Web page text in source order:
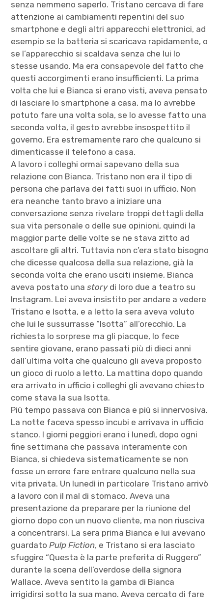
senza nemmeno saperlo. Tristano cercava di fare
attenzione ai cambiamenti repentini del suo
smartphone e degli altri apparecchi elettronici, ad
esempio se la batteria si scaricava rapidamente, o
se l’apparecchio si scaldava senza che lui lo
stesse usando. Ma era consapevole del fatto che
questi accorgimenti erano insufficienti. La prima
volta che lui e Bianca si erano visti, aveva pensato
di lasciare lo smartphone a casa, ma lo avrebbe
potuto fare una volta sola, se lo avesse fatto una
seconda volta, il gesto avrebbe insospettito il
governo. Era estremamente raro che qualcuno si
dimenticasse il telefono a casa.
A lavoro i colleghi ormai sapevano della sua
relazione con Bianca. Tristano non era il tipo di
persona che parlava dei fatti suoi in ufficio. Non
era neanche tanto bravo a iniziare una
conversazione senza rivelare troppi dettagli della
sua vita personale o delle sue opinioni, quindi la
maggior parte delle volte se ne stava zitto ad
ascoltare gli altri. Tuttavia non c’era stato bisogno
che dicesse qualcosa della sua relazione, già la
seconda volta che erano usciti insieme, Bianca
aveva postato unastory di loro due a teatro su
Instagram. Lei aveva insistito per andare a vedere
Tristano e Isotta, e a letto la sera aveva voluto
che lui le sussurrasse “Isotta” all’orecchio. La
richiesta lo sorprese ma gli piacque, lo fece
sentire giovane, erano passati più di dieci anni
dall’ultima volta che qualcuno gli aveva proposto
un gioco di ruolo a letto. La mattina dopo quando
era arrivato in ufficio i colleghi gli avevano chiesto
come stava la sua Isotta.
Più tempo passava con Bianca e più si innervosiva.
La notte faceva spesso incubi e arrivava in ufficio
stanco. I giorni peggiori erano i lunedì, dopo ogni
fine settimana che passava interamente con
Bianca, si chiedeva sistematicamente se non
fosse un errore fare entrare qualcuno nella sua
vita privata. Un lunedì in particolare Tristano arrivò
a lavoro con il mal di stomaco. Aveva una
presentazione da preparare per la riunione del
giorno dopo con un nuovo cliente, ma non riusciva
a concentrarsi. La sera prima Bianca e lui avevano
guardatoPulp Fiction, e Tristano si era lasciato
sfuggire “Questa è la parte preferita di Ruggero”
durante la scena dell’overdose della signora
Wallace. Aveva sentito la gamba di Bianca
irrigidirsi sotto la sua mano. Aveva cercato di fare